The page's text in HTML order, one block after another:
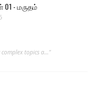
01 - மருதம்
topics a..."